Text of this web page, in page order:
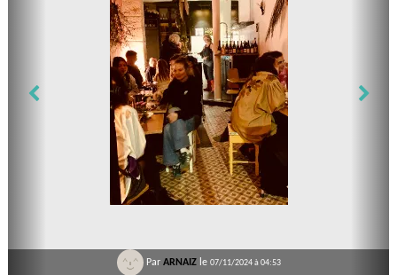
Par ARNAIZ le 07/11/2024 à 04:53